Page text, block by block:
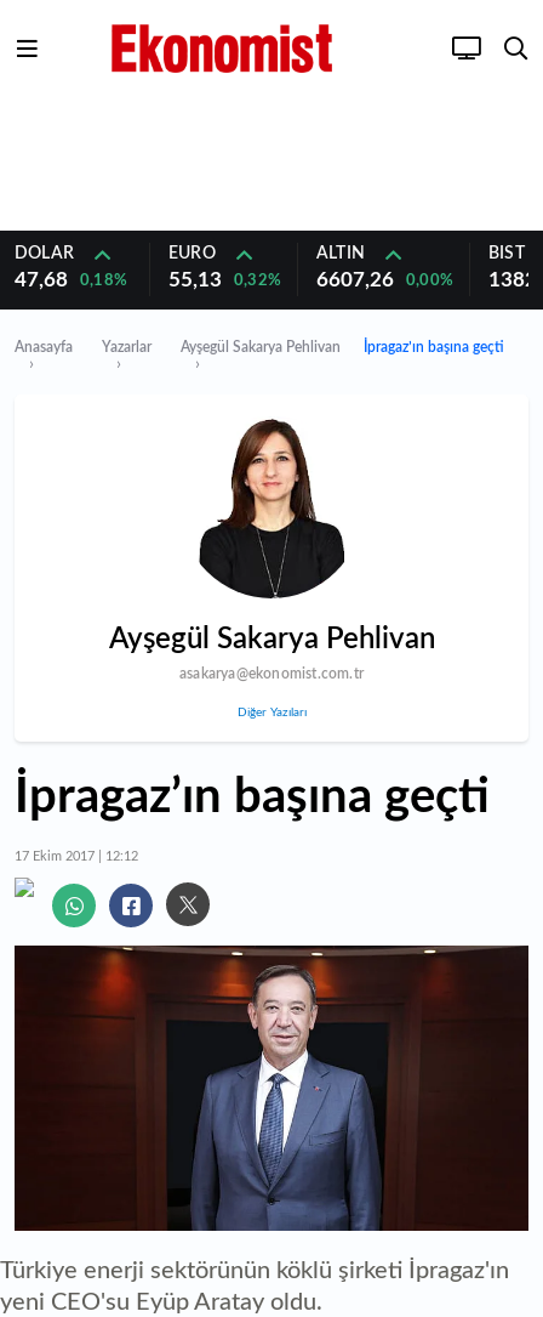
DOLAR
47,68 0,18%
EURO
55,13 0,32%
ALTIN
6607,26 0,00%
BIST
Anasayfa Yazarlar Ayşegül Sakarya Pehlivan İpragaz’ın başına geçti
Ayşegül Sakarya Pehlivan
asakarya@ekonomist.com.tr
Diğer Yazıları
İpragaz’ın başına geçti
17 Ekim 2017 | 12:12
Türkiye enerji sektörünün köklü şirketi İpragaz'ın
yeni CEO'su Eyüp Aratay oldu.